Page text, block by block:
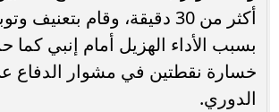
أكثر من 30 دقيقة، وقام بتعنيف
بسبب الأداء الهزيل أمام إنبي كما
خسارة نقطتين في مشوار الدفاع
الدوري.